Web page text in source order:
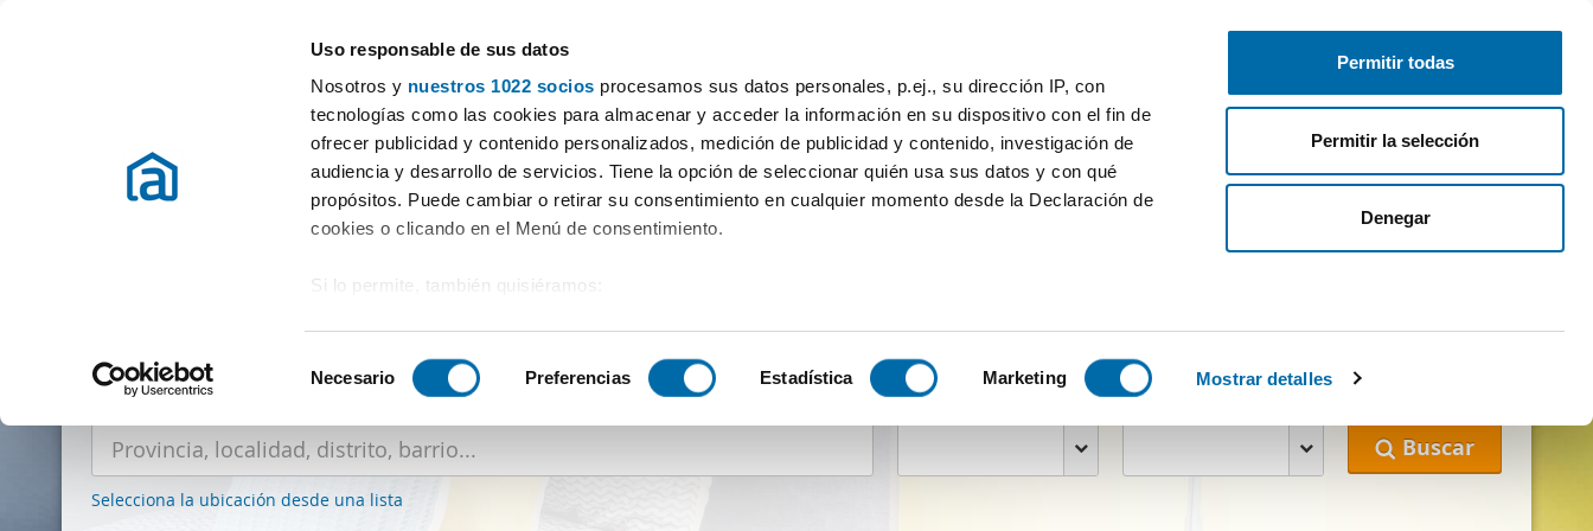
Uso responsable de sus datos
Nosotros y nuestros 1022 socios procesamos sus datos personales, p.ej., su dirección IP, con
tecnologías como las cookies para almacenar y acceder la información en su dispositivo con el fin de
ofrecer publicidad y contenido personalizados, medición de publicidad y contenido, investigación de
audiencia y desarrollo de servicios. Tiene la opción de seleccionar quién usa sus datos y con qué
propósitos. Puede cambiar o retirar su consentimiento en cualquier momento desde la Declaración de
cookies o clicando en el Menú de consentimiento.
Si lo permite, también quisiéramos:
Identificar su dispositivo analizándolo activamente para buscar características específicas (huellas
Obtenga más información sobre cómo se procesan sus datos personales y establezca sus
preferencias en la
en la Declaración de cookies.
e
e
c
c
Necesario Preferencias Estadística Marketing Mostrar detalles
Permitir todas
Permitir la selección
Denegar
Publica gratis Inicia sesión
20.476 pisos en alquiler
Dónde buscas
Selecciona la ubicación desde una lista
Precio Habitaciones
Buscar